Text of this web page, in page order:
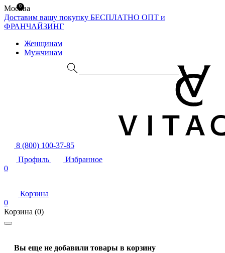
Москва
Доставим вашу покупку БЕСПЛАТНО ОПТ и
ФРАНЧАЙЗИНГ
Женщинам
Мужчинам
8 (800) 100-37-85
Профиль
Избранное
0
Корзина
0
Корзина (0)
Вы еще не добавили товары в корзину
0